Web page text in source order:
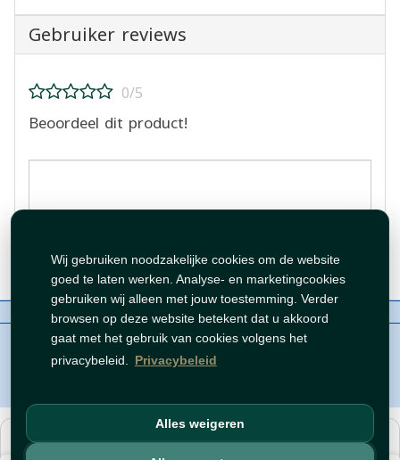
Wij gebruiken noodzakelijke cookies om de website
goed te laten werken. Analyse- en marketingcookies
gebruiken wij alleen met jouw toestemming. Verder
browsen op deze website betekent dat u akkoord
gaat met het gebruik van cookies volgens het
privacybeleid. Privacybeleid
Alles weigeren
Gebruiker reviews
0/5
Beoordeel dit product!
Beoordeling plaatsen
Over ons Beleid
WhatsAppen
auteursrechten©Tawfeer 2018-2026
هذا متجر جملة. الأسعار وميزات الشراء متاحة فقط للحساباتالمسجّلة